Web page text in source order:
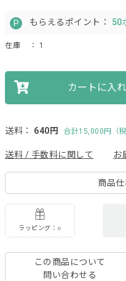
もらえるポイント： 50
在庫 ： 1
カートに入
送料： 640円 合計15,000円（
送料 / 手数料に関して お
商品
ラッピング：○
この商品について
問い合わせる